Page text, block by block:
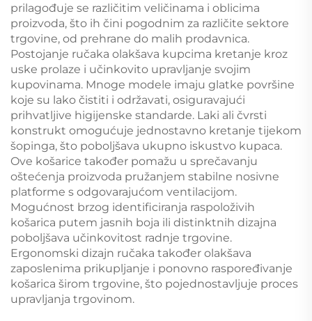
prilagođuje se različitim veličinama i oblicima
proizvoda, što ih čini pogodnim za različite sektore
trgovine, od prehrane do malih prodavnica.
Postojanje ručaka olakšava kupcima kretanje kroz
uske prolaze i učinkovito upravljanje svojim
kupovinama. Mnoge modele imaju glatke površine
koje su lako čistiti i održavati, osiguravajući
prihvatljive higiјenske standarde. Laki ali čvrsti
konstrukt omogućuje jednostavno kretanje tijekom
šopinga, što poboljšava ukupno iskustvo kupaca.
Ove košarice također pomažu u sprečavanju
oštećenja proizvoda pružanjem stabilne nosivne
platforme s odgovarajućom ventilacijom.
Mogućnost brzog identificiranja raspoloživih
košarica putem jasnih boja ili distinktnih dizajna
poboljšava učinkovitost radnje trgovine.
Ergonomski dizajn ručaka također olakšava
zaposlenima prikupljanje i ponovno raspoređivanje
košarica širom trgovine, što pojednostavljuje proces
upravljanja trgovinom.